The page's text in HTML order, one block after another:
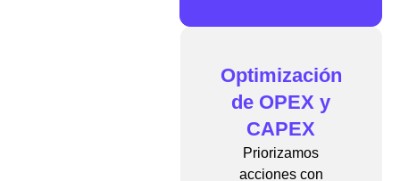
Optimización
de OPEX y
CAPEX
Priorizamos
acciones con